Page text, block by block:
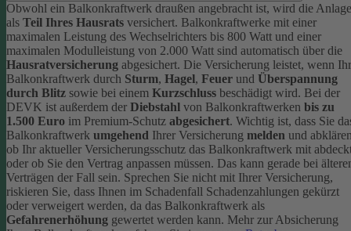
Obwohl ein Balkonkraftwerk draußen angebracht ist, wird die Anlage
als Teil Ihres Hausrats versichert. Balkonkraftwerke mit einer
maximalen Leistung des Wechselrichters bis 800 Watt und einer
maximalen Modulleistung von 2.000 Watt sind automatisch über die
Hausratversicherung abgesichert. Die Versicherung leistet, wenn Ihr
Balkonkraftwerk durch Sturm, Hagel, Feuer und Überspannung
durch Blitz sowie bei einem Kurzschluss beschädigt wird. Bei der
DEVK ist außerdem der Diebstahl von Balkonkraftwerken bis zu
1.500 Euro im Premium-Schutz abgesichert. Wichtig ist, dass Sie
Balkonkraftwerk umgehend Ihrer Versicherung melden und
ob Ihr aktueller Versicherungsschutz das Balkonkraftwerk mit
oder ob Sie den Vertrag anpassen müssen. Das kann gerade bei
Verträgen der Fall sein. Sprechen Sie nicht mit Ihrer Versicherung,
riskieren Sie, dass Ihnen im Schadenfall Schadenzahlungen gekürzt
oder verweigert werden, da das Balkonkraftwerk als
Gefahrenerhöhung gewertet werden kann. Mehr zur Absicherung